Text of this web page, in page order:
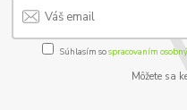
Súhlasím sospracovaním
Môžete sa